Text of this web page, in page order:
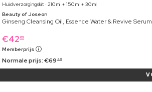
Huidverzorgingskit ⋅ 210 ml + 150 ml + 30 ml
Beauty of Joseon
Ginseng Cleansing Oil, Essence Water & Revive
€42 69
Memberprijs
Normale prijs:€69 49